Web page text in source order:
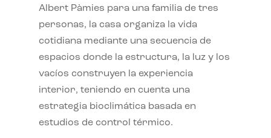
Albert Pàmies para una familia de tres
personas, la casa organiza la vida
cotidiana mediante una secuencia de
espacios donde la estructura, la luz y los
vacíos construyen la experiencia
interior, teniendo en cuenta una
estrategia bioclimática basada en
estudios de control térmico.